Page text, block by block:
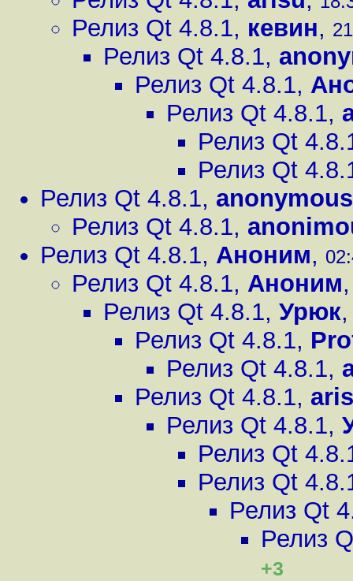
Релиз Qt 4.8.1, кевин,
Релиз Qt 4.8.1,
Релиз Qt 4.8.1,
Релиз Qt 4.8.1,
Релиз Qt
Релиз Qt
Релиз Qt 4.8.1, anonymous
Релиз Qt 4.8.1,
Релиз Qt 4.8.1, Аноним,
Релиз Qt 4.8.1, Аноним
Релиз Qt 4.8.1, Урюк
Релиз Qt 4.8.1,
Релиз Qt 4.8.1,
Релиз Qt 4.8.1,
Релиз Qt 4.8.1,
Релиз Qt
Релиз Qt
Релиз Qt
Релиз
+3